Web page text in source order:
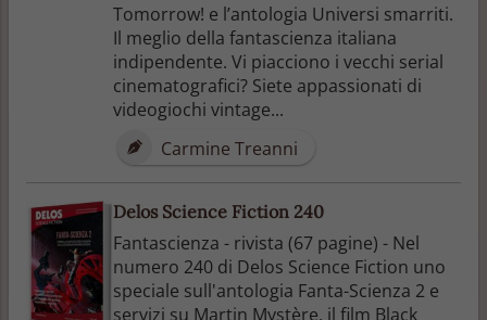
Tomorrow! e l’antologia Universi smarriti.
Il meglio della fantascienza italiana
indipendente. Vi piacciono i vecchi serial
cinematografici? Siete appassionati di
videogiochi vintage...
Carmine Treanni
Delos Science Fiction 240
Fantascienza - rivista (67 pagine) - Nel
numero 240 di Delos Science Fiction uno
speciale sull'antologia Fanta-Scienza 2 e
servizi su Martin Mystère, il film Black